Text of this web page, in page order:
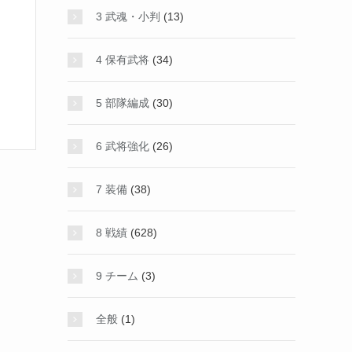
3 武魂・小判 (13)
4 保有武将 (34)
5 部隊編成 (30)
6 武将強化 (26)
7 装備 (38)
8 戦績 (628)
9 チーム (3)
全般 (1)